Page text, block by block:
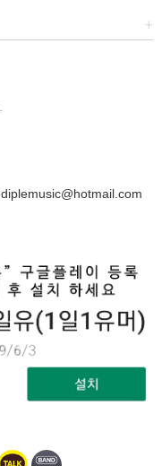
+
diplemusic@hotmail.com